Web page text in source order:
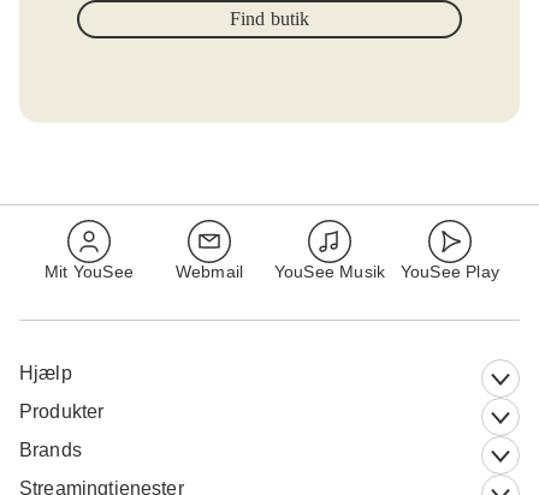
Find butik
Mit YouSee Webmail YouSee Musik YouSee Play
Hjælp
Produkter
Brands
Streamingtjenester